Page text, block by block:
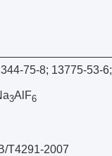
75-8; 13775-53-
3AlF6
T4291-2007